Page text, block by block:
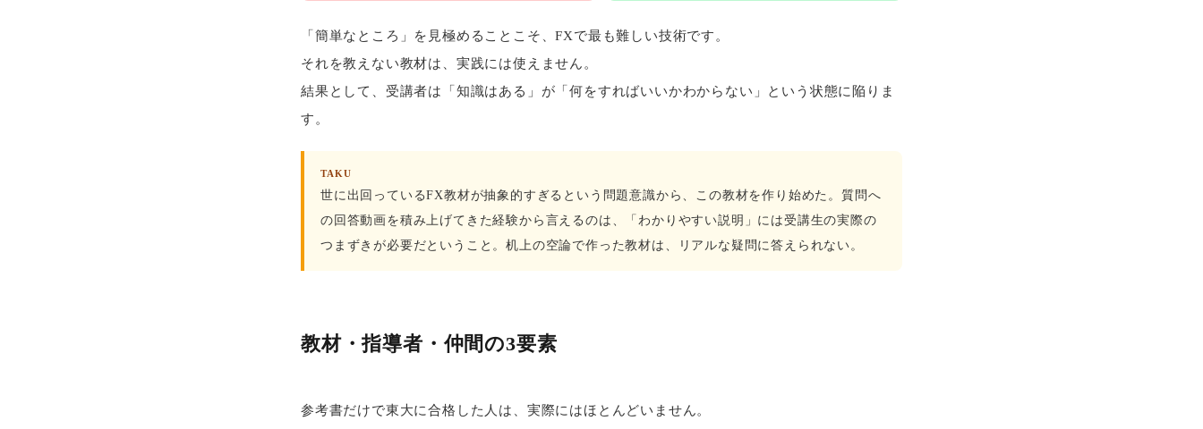
「簡単なところ」を見極めることこそ、FXで最も難しい技術です。
それを教えない教材は、実践には使えません。
結果として、受講者は「知識はある」が「何をすればいいかわからない」という状態に陥りま
す。
TAKU
世に出回っているFX教材が抽象的すぎるという問題意識から、この教材を作り始めた。質問へ
の回答動画を積み上げてきた経験から言えるのは、「わかりやすい説明」には受講生の実際の
つまずきが必要だということ。机上の空論で作った教材は、リアルな疑問に答えられない。
教材・指導者・仲間の3要素
参考書だけで東大に合格した人は、実際にはほとんどいません。